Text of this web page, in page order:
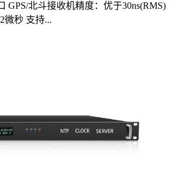
GPS/北斗接收机精度：优于30ns(RMS)
微秒 支持...